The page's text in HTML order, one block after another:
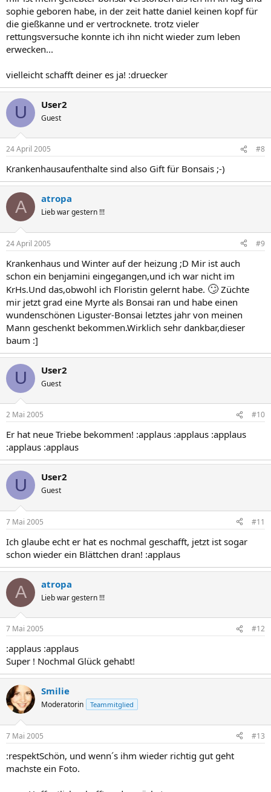
sophie geboren habe, in der zeit hatte daniel keinen kopf für
die gießkanne und er vertrocknete. trotz vieler
rettungsversuche konnte ich ihn nicht wieder zum leben
erwecken...
vielleicht schafft deiner es ja! :druecker
U User2
Guest
24 April 2005 #8
Krankenhausaufenthalte sind also Gift für Bonsais ;-)
A atropa
Lieb war gestern !!!
24 April 2005 #9
Krankenhaus und Winter auf der heizung ;D Mir ist auch
schon ein benjamini eingegangen,und ich war nicht im
KrHs.Und das,obwohl ich Floristin gelernt habe. 🙄 Züchte
mir jetzt grad eine Myrte als Bonsai ran und habe einen
wundenschönen Liguster-Bonsai letztes jahr von meinen
Mann geschenkt bekommen.Wirklich sehr dankbar,dieser
baum :]
U User2
Guest
2 Mai 2005 #10
Er hat neue Triebe bekommen! :applaus :applaus :applaus
:applaus :applaus
U User2
Guest
7 Mai 2005 #11
Ich glaube echt er hat es nochmal geschafft, jetzt ist sogar
schon wieder ein Blättchen dran! :applaus
A atropa
Lieb war gestern !!!
7 Mai 2005 #12
:applaus :applaus
Super ! Nochmal Glück gehabt!
Smilie
Moderatorin Teammitglied
7 Mai 2005 #13
:respektSchön, und wenn´s ihm wieder richtig gut geht
machste ein Foto.